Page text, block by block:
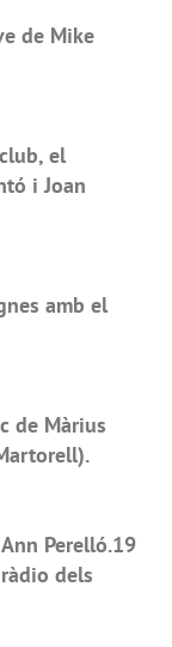
de Mike
el
i Joan
amb el
de Màrius
Perelló.19
ràdio dels